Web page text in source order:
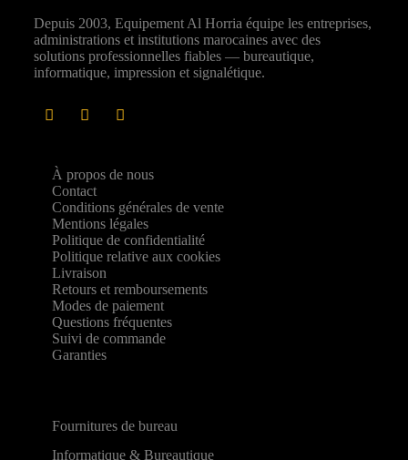
Depuis 2003, Equipement Al Horria équipe les entreprises,
administrations et institutions marocaines avec des
solutions professionnelles fiables — bureautique,
informatique, impression et signalétique.
À propos de nous
Contact
Conditions générales de vente
Mentions légales
Politique de confidentialité
Politique relative aux cookies
Livraison
Retours et remboursements
Modes de paiement
Questions fréquentes
Suivi de commande
Garanties
Fournitures de bureau
Informatique & Bureautique